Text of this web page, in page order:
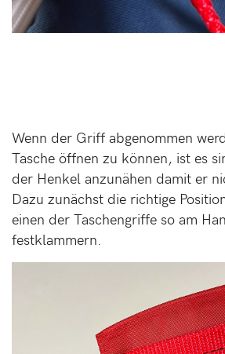
Wenn der Griff abgenommen
Tasche öffnen zu können, ist es
der Henkel anzunähen damit er
Dazu zunächst die richtige
einen der Taschengriffe so am
festklammern.